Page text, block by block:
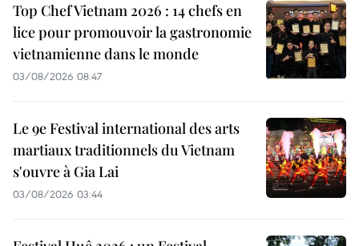
Top Chef Vietnam 2026 : 14 chefs en
lice pour promouvoir la gastronomie
vietnamienne dans le monde
03/08/2026 08:47
Le 9e Festival international des arts
martiaux traditionnels du Vietnam
s'ouvre à Gia Lai
03/08/2026 03:44